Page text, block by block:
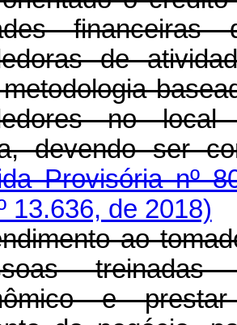
de
no
devendo ser
Provisória nº
13.636, de 2018)
ao
treinadas
e